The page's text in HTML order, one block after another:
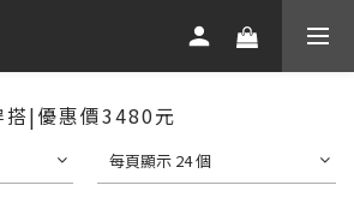
搭|優惠價3480元
每頁顯示 24 個